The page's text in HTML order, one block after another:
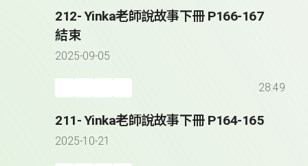
212- Yinka老師說故事下冊 P166-167
結束
2025-09-05
28:49
211- Yinka老師說故事下冊 P164-165
2025-10-21